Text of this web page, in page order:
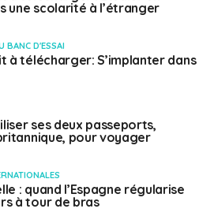
un nombre d’offres moins
géants du secteur.
tout le spectre : vente,
appartements, etc. C’est
avec Rightmove. Leur point
et leurs données sur
récemment, tendances
négocier ou comprendre le
une scolarité à l’étranger
BANC D'ESSAI
à télécharger: S’implanter dans
ses deux passeports,
pour voyager
: quand l’Espagne régularise
à tour de bras